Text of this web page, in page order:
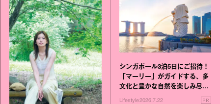
シンガポール3泊5日にご招待！
「マーリー」がガイドする、多
文化と豊かな自然を楽しみ尽く
Lifestyle2026.7.22 PR